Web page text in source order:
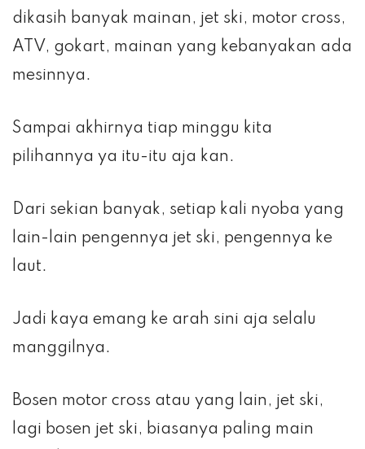
dikasih banyak mainan, jet ski, motor cross,
ATV, gokart, mainan yang kebanyakan ada
mesinnya.
Sampai akhirnya tiap minggu kita
pilihannya ya itu-itu aja kan.
Dari sekian banyak, setiap kali nyoba yang
lain-lain pengennya jet ski, pengennya ke
laut.
Jadi kaya emang ke arah sini aja selalu
manggilnya.
Bosen motor cross atau yang lain, jet ski,
lagi bosen jet ski, biasanya paling main